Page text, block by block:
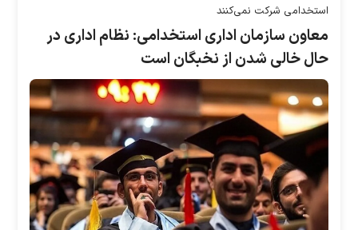
استخدامی شرکت نمی‌کنند
معاون سازمان اداری استخدامی: نظام اداری در
حال خالی شدن از نخبگان است